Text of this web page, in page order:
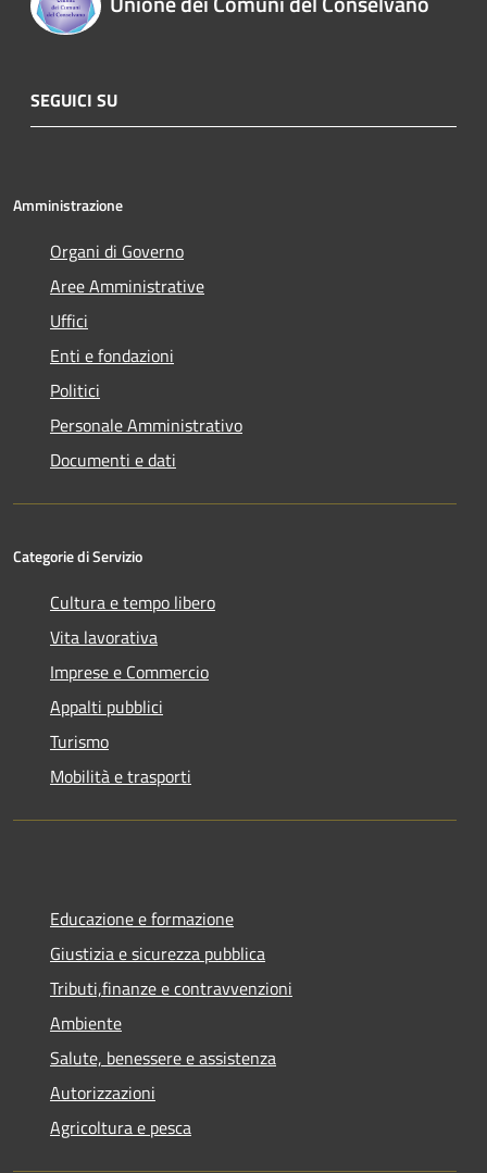
SEGUICI SU
Amministrazione
Organi di Governo
Aree Amministrative
Uffici
Enti e fondazioni
Politici
Personale Amministrativo
Documenti e dati
Categorie di Servizio
Cultura e tempo libero
Vita lavorativa
Imprese e Commercio
Appalti pubblici
Turismo
Mobilità e trasporti
Educazione e formazione
Giustizia e sicurezza pubblica
Tributi,finanze e contravvenzioni
Ambiente
Salute, benessere e assistenza
Autorizzazioni
Agricoltura e pesca